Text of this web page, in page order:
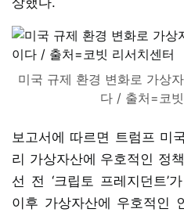
미국 규제 환경 변화로 가상
다 / 출처=코
보고서에 따르면 트럼프 미
리 가상자산에 우호적인 정
선 전 ‘크립토 프레지던트’
이후 가상자산에 우호적인